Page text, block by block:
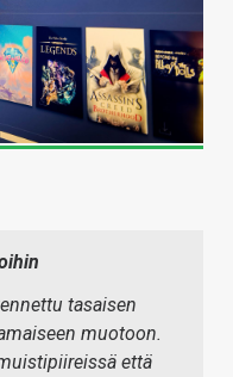
tasaisen
muotoon.
että